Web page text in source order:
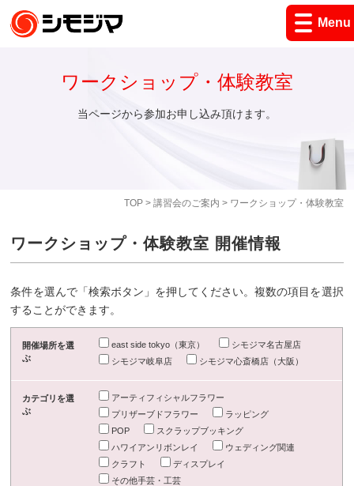
Menu
TOP> 講習会のご案内 > ワークショップ・体験教室
ワークショップ・体験教室
当ページから参加お申し込み頂けます。
ワークショップ・体験教室 開催情報
条件を選んで「検索ボタン」を押してください。複数の項目を選択
することができます。
開催場所を選
ぶ
east side tokyo（東京）
シモジマ名古屋店
シモジマ岐阜店
シモジマ心斎橋店（大阪）
カテゴリを選
ぶ
アーティフィシャルフラワー
プリザーブドフラワー
ラッピング
POP
スクラップブッキング
ハワイアンリボンレイ
ウェディング関連
クラフト
ディスプレイ
その他手芸・工芸